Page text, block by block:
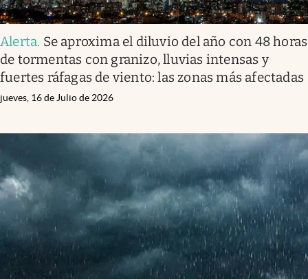
Alerta. Se aproxima el diluvio del año con 48 horas
de tormentas con granizo, lluvias intensas y
fuertes ráfagas de viento: las zonas más afectadas
jueves, 16 de Julio de 2026